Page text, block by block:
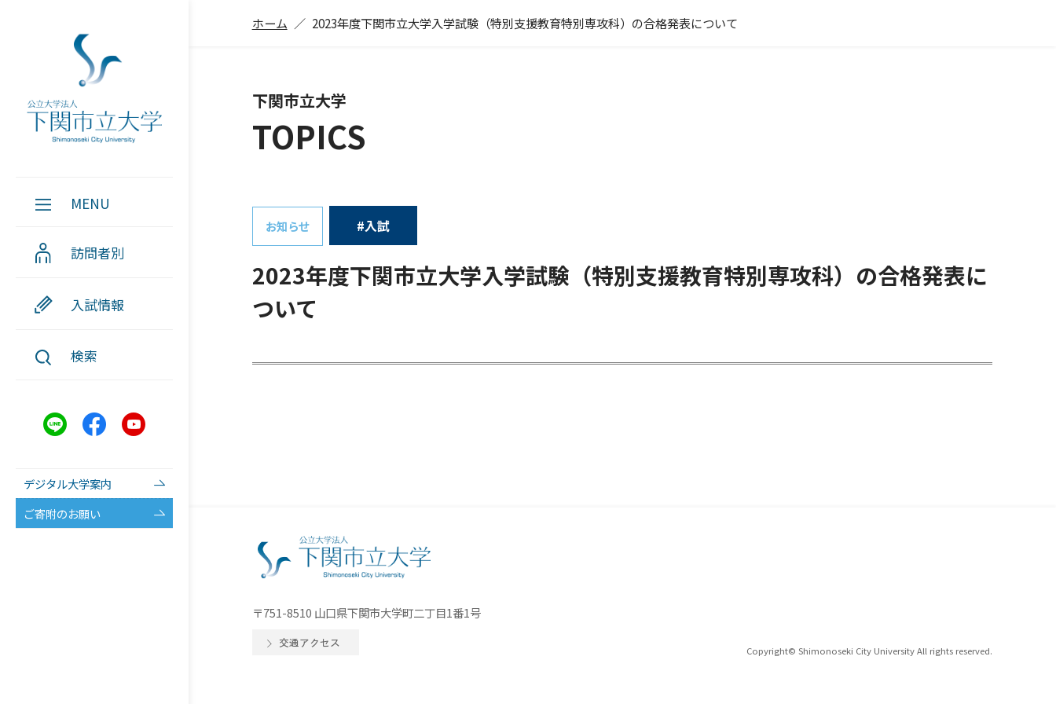
MENU
訪問者別
入試情報
検索
デジタル大学案内
ご寄附のお願い
ホーム 2023年度下関市立大学入学試験（特別支援教育特別専攻科）の合格発表について
下関市立大学
TOPICS
お知らせ #入試
2023年度下関市立大学入学試験（特別支援教育特別専攻科）の合格発表に
ついて
〒751-8510 山口県下関市大学町二丁目1番1号
交通アクセス
Copyright© Shimonoseki City University All rights reserved.